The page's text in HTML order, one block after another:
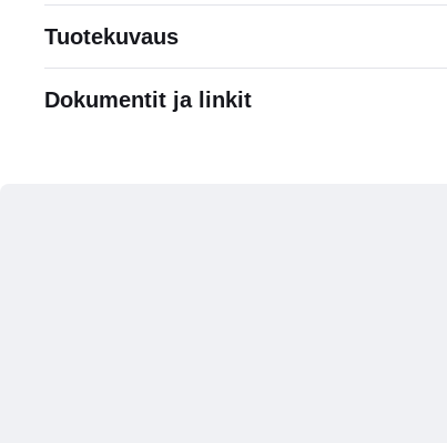
Tuotekuvaus
Dokumentit ja linkit